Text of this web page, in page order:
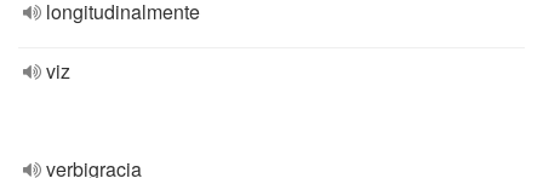
longitudinalmente
viz
verbigracia